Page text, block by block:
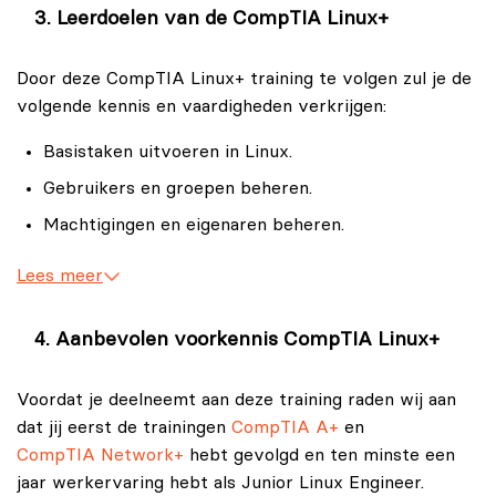
Linux, waaronder systeeminstallatie, -configuratie, -
training behandelt ook geavanceerde onderwerpen
zoals beveiliging, scripten en automatisering, waarmee
CompTIA Linux+ training.
Systeembeheerders die zich richten op het
training CompTIA Linux+ essentiële
vaardigheden verkrijgen voor het dagelijks
training biedt hen diepgaande kennis over Linux-
commando's, -scripts, en
efficiënt systeembeheer.
Netwerkbeheerders
infrastructuren werken die gebaseerd zijn op
Linux, zoals webservers en cloudplatformen,
hulpmiddelen om netwerkfunctionaliteiten en -
beveiliging te optimaliseren. De training
CompTIA Linux+ versterkt hun capaciteit om
Leerdoelen van de CompTIA Linux+
Door deze CompTIA Linux+ training te volgen zul je de
volgende kennis en vaardigheden verkrijgen:
Basistaken uitvoeren in Linux.
Gebruikers en groepen beheren.
Machtigingen en eigenaren beheren.
Kernelmodules beheren.
Systeemcomponenten beheren.
Netwerken beheren.
Lees meer
Aanbevolen voorkennis CompTIA Linux+
Voordat je deelneemt aan deze training raden wij aan
dat jij eerst de trainingen CompTIA A+ en
CompTIA Network+ hebt gevolgd en ten minste een
jaar werkervaring hebt als Junior Linux Engineer.